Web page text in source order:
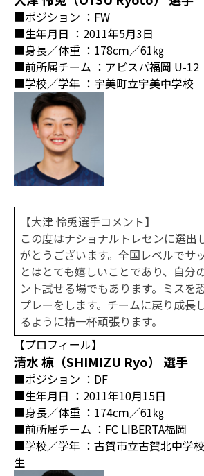
■ポジション ：FW
■生年月日 ：2011年5月3日
■身長／体重 ：178cｍ／61㎏
■前所属チーム ：アビスパ福岡 U-12
■学校／学年 ：宇美町立宇美中学校
【大津 怜兎選手コメント】
この度はナショナルトレセンに選出
がとうございます。全国レベルでサ
とはとても嬉しいことであり、自分
ント試せる場でもあります。ミスを
プレーをします。チームに戻り成長
るように精一杯頑張ります。
【プロフィール】
清水 椋（SHIMIZU Ryo） 選手
■ポジション ：DF
■生年月日 ：2011年10月15日
■身長／体重 ：174cｍ／61㎏
■前所属チーム ：FC LIBERTA福岡
■学校／学年 ：古賀市立古賀北中学
生